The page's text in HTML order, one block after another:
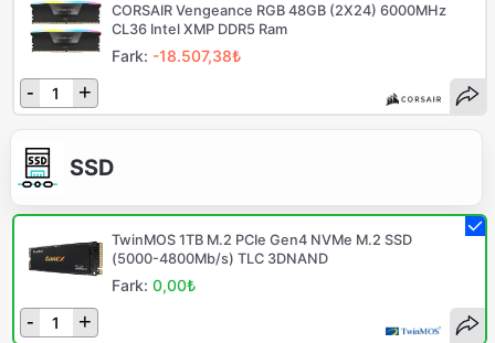
CORSAIR Vengeance RGB 48GB (2X24) 6000MHz
CL36 Intel XMP DDR5 Ram
Fark: -18.507,38₺
- +
SSD
TwinMOS 1TB M.2 PCIe Gen4 NVMe M.2 SSD
(5000-4800Mb/s) TLC 3DNAND
Fark:0,00₺
- +